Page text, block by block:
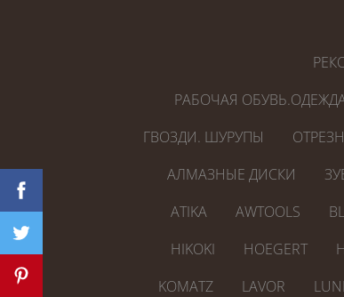
РАБОЧАЯ
ГВОЗДИ. ШУРУПЫ
АЛМАЗНЫЕ ДИСКИ
ATIKA
AWTOOLS
HIKOKI
HOEGERT
KOMATZ
LAVOR